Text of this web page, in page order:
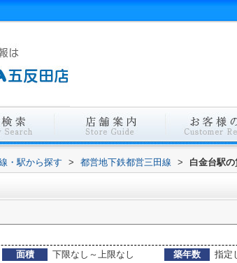
・駅から探す > 都営地下鉄都営三田線 > 白金台駅の
面積 下限なし～上限なし 築年数
指定